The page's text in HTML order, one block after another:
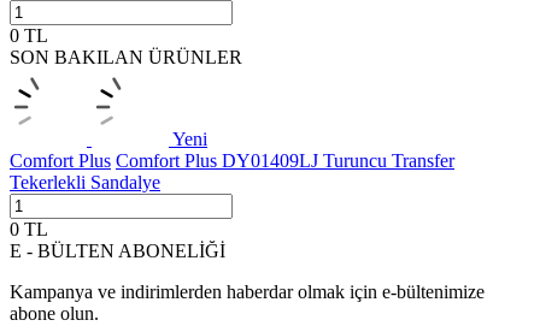
0 TL
SON BAKILAN ÜRÜNLER
Yeni
Comfort Plus Comfort Plus DY01409LJ Turuncu Transfer
Tekerlekli Sandalye
0 TL
E - BÜLTEN ABONELİĞİ
Kampanya ve indirimlerden haberdar olmak için e-bültenimize
abone olun.